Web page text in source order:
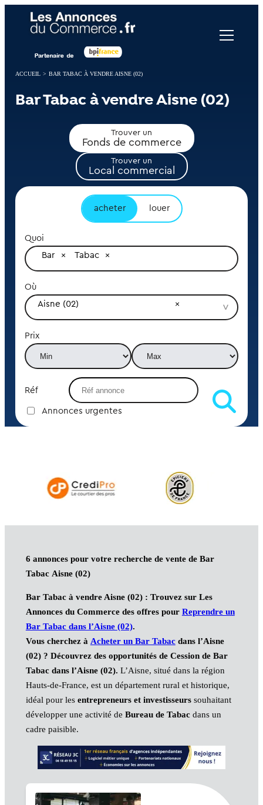
ACCUEIL > BAR TABAC À VENDRE AISNE (02)
Bar Tabac à vendre Aisne (02)
Trouver un
Fonds de commerce
Trouver un
Local commercial
acheter louer
Quoi
Bar
Tabac
Où
Aisne (02)
Prix
Réf
Annonces urgentes
6 annonces pour votre recherche de vente de Bar
Tabac Aisne (02)
Bar Tabacà vendre Aisne (02) : Trouvezsur Les
Annonces du Commerce des offres pour Reprendre un
Bar Tabac dans l’Aisne (02).
Vous cherchez à Acheter un Bar Tabacdans l’Aisne
(02) ? Découvrez des opportunités de Cession de Bar
Tabac dans l’Aisne (02). L’Aisne, situé dans la région
Hauts-de-France, est un département rural et historique,
idéal pour les entrepreneurs et investisseurssouhaitant
développer une activité de Bureau de Tabacdans un
cadre paisible.
Panneau de gestion des cookies